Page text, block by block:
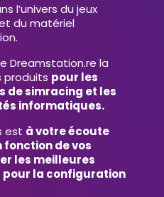
l’univers du jeux
du matériel
Dreamstation.re la
produits pour les
de simracing et les
informatiques.
est à votre écoute
fonction de vos
les meilleures
la configuration